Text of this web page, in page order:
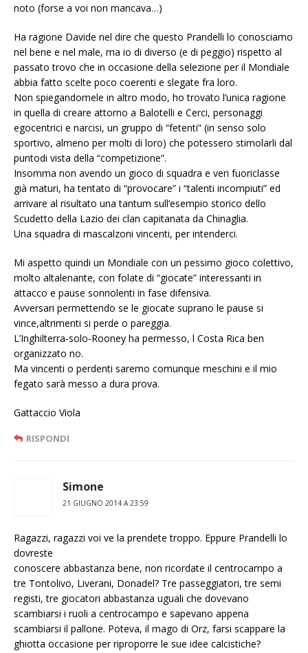
noto (forse a voi non mancava…)
Ha ragione Davide nel dire che questo Prandelli lo conosciamo
nel bene e nel male, ma io di diverso (e di peggio) rispetto al
passato trovo che in occasione della selezione per il Mondiale
abbia fatto scelte poco coerenti e slegate fra loro.
Non spiegandomele in altro modo, ho trovato l’unica ragione
in quella di creare attorno a Balotelli e Cerci, personaggi
egocentrici e narcisi, un gruppo di “fetenti” (in senso solo
sportivo, almeno per molti di loro) che potessero stimolarli dal
puntodi vista della “competizione”.
Insomma non avendo un gioco di squadra e veri fuoriclasse
già maturi, ha tentato di “provocare” i “talenti incompiuti” ed
arrivare al risultato una tantum sull‘esempio storico dello
Scudetto della Lazio dei clan capitanata da Chinaglia.
Una squadra di mascalzoni vincenti, per intenderci.
Mi aspetto quindi un Mondiale con un pessimo gioco colettivo,
molto altalenante, con folate di “giocate” interessanti in
attacco e pause sonnolenti in fase difensiva.
Avversari permettendo se le giocate suprano le pause si
vince,altrimenti si perde o pareggia.
L’Inghilterra-solo-Rooney ha permesso, l Costa Rica ben
organizzato no.
Ma vincenti o perdenti saremo comunque meschini e il mio
fegato sarà messo a dura prova.
Gattaccio Viola
RISPONDI
Simone
21 GIUGNO 2014 A 23:59
Ragazzi, ragazzi voi ve la prendete troppo. Eppure Prandelli lo
dovreste
conoscere abbastanza bene, non ricordate il centrocampo a
tre Tontolivo, Liverani, Donadel? Tre passeggiatori, tre semi
registi, tre giocatori abbastanza uguali che dovevano
scambiarsi i ruoli a centrocampo e sapevano appena
scambiarsi il pallone. Poteva, il mago di Orz, farsi scappare la
ghiotta occasione per riproporre le sue idee calcistiche?